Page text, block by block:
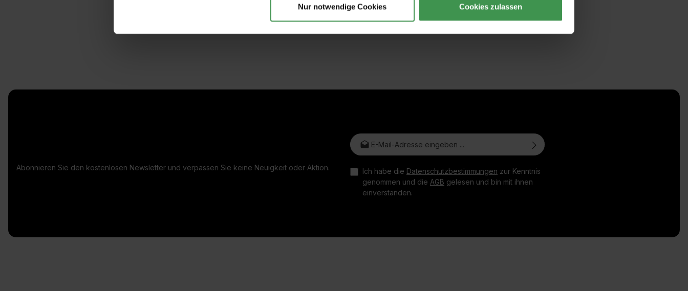
Nur notwendige Cookies Cookies zulassen
Abonnieren Sie den kostenlosen Newsletter und verpassen Sie keine Neuigkeit oder Aktion.
E-Mail-Adresse*
Ich habe die Datenschutzbestimmungen zur Kenntnis
genommen und die AGB gelesen und bin mit ihnen
einverstanden.